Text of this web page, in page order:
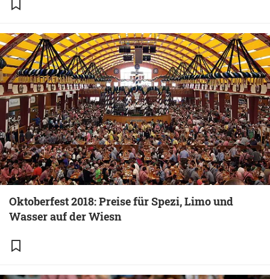
Oktoberfest 2018: Preise für Spezi, Limo und
Wasser auf der Wiesn